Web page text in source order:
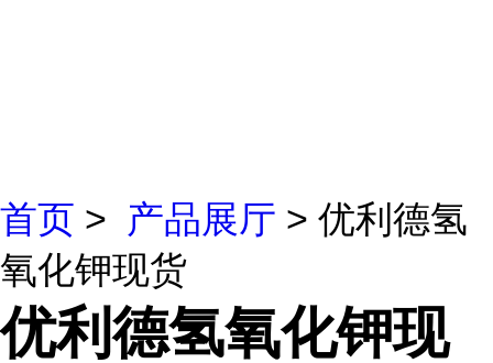
首页 > 产品展厅 > 优利德氢
氧化钾现货
优利德氢氧化钾现